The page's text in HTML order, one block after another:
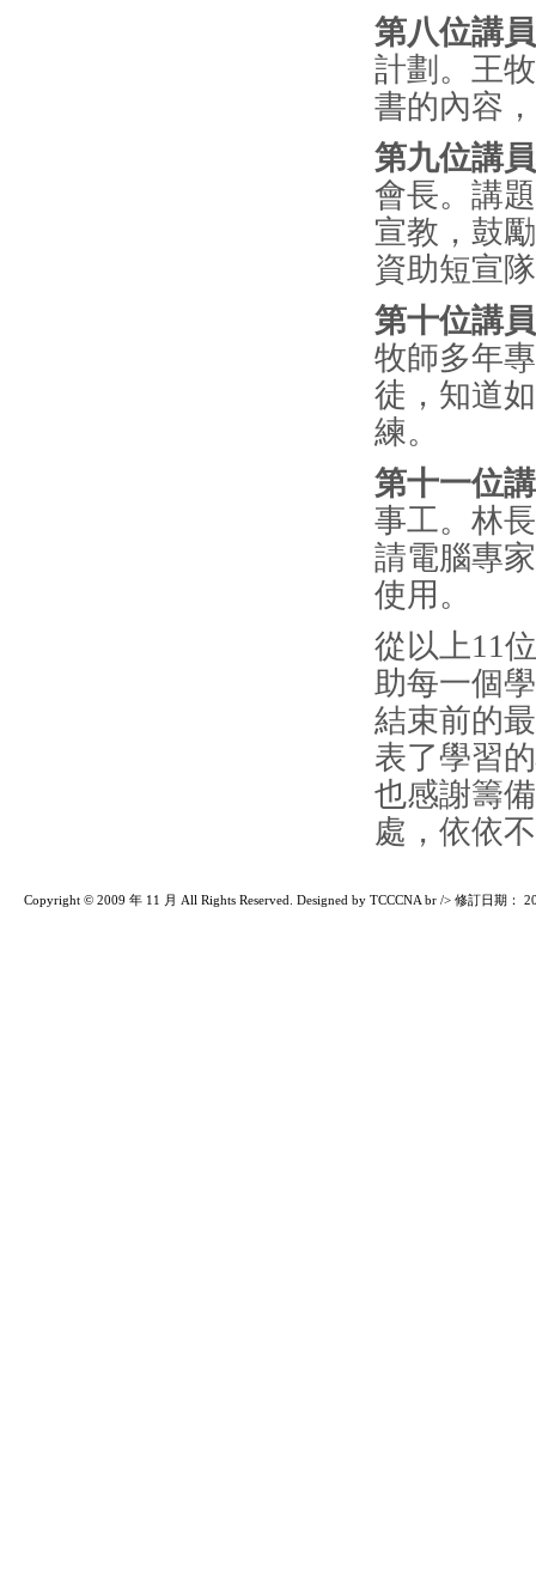
第八位講
計劃。王
書的內容
第九位講
會長。講
宣教，鼓
資助短
第十位講
牧師多年
徒，知道
練。
第十一位
事工。林
請電腦專
使用
從以上11
助每一個
結束前的
表了學習
也感謝籌
處，依依
Copyright © 2009 年 11 月 All Rights Reserved. Designed by TCCCNA br /> 修訂日期：